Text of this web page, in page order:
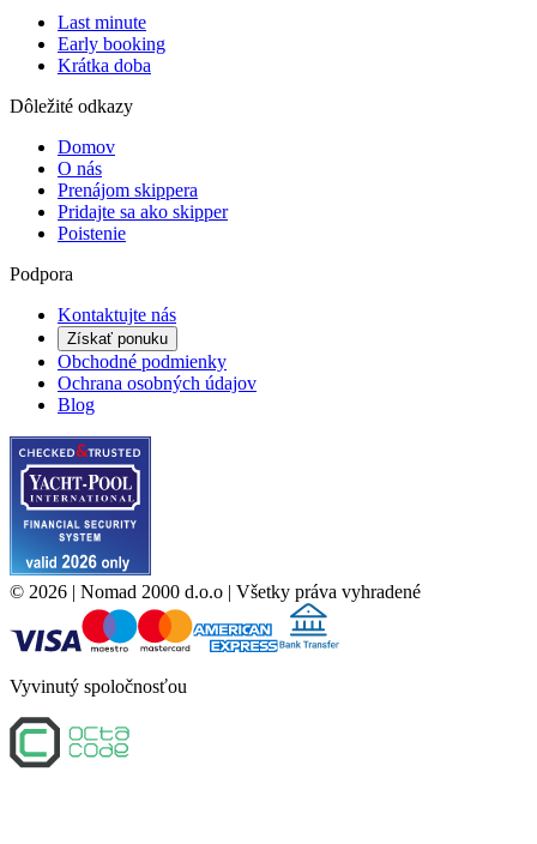
Last minute
Early booking
Krátka doba
Dôležité odkazy
Domov
O nás
Prenájom skippera
Pridajte sa ako skipper
Poistenie
Podpora
Kontaktujte nás
Získať ponuku
Obchodné podmienky
Ochrana osobných údajov
Blog
© 2026 | Nomad 2000 d.o.o | Všetky práva vyhradené
Vyvinutý spoločnosťou